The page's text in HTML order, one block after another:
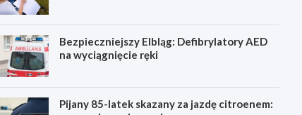
Bezpieczniejszy Elbląg: Defibrylatory AED
na wyciągnięcie ręki
Pijany 85-latek skazany za jazdę citroenem: